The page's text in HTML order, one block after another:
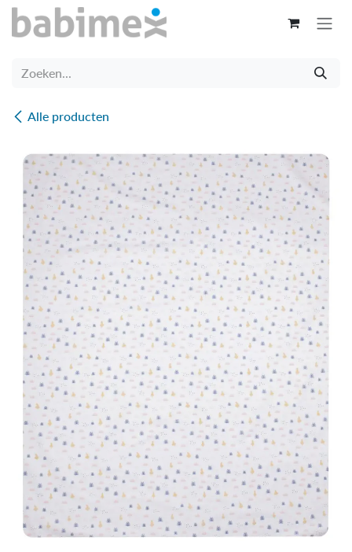
Overslaan naar inhoud
Alle producten